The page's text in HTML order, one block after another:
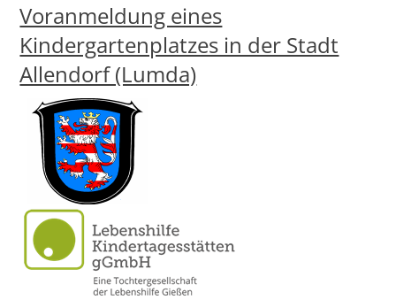
Voranmeldung eines
Kindergartenplatzes in der Stadt
Allendorf (Lumda)